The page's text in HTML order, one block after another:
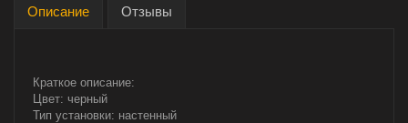
Описание Отзывы
Краткое описание:
Цвет: черный
Тип установки: настенный